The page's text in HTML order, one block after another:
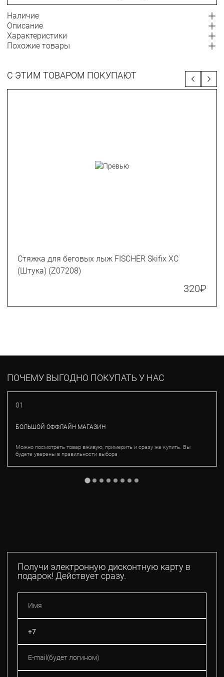
Наличие
Описание
Характеристики
Похожие товары
С ЭТИМ ТОВАРОМ ПОКУПАЮТ
Стяжка для беговых лыж FISCHER Skifix XC
(Штука) (Z07208)
320₽
ПОЧЕМУ ВЫГОДНО ПОКУПАТЬ У НАС
01
БОЛЬШОЙ ОФФЛАЙН МАГАЗИН
Можно посмотреть товар вживую, примерить и сразу же купить. Вы
будете уверены в правильности выбора
Получи электронную дисконтную карту в
подарок! Действует сразу.